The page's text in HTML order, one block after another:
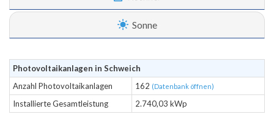
Sonne
Photovoltaikanlagen in Schweich
Anzahl Photovoltaikanlagen
162 (Datenbank öffnen)
Installierte Gesamtleistung 2.740,03 kWp